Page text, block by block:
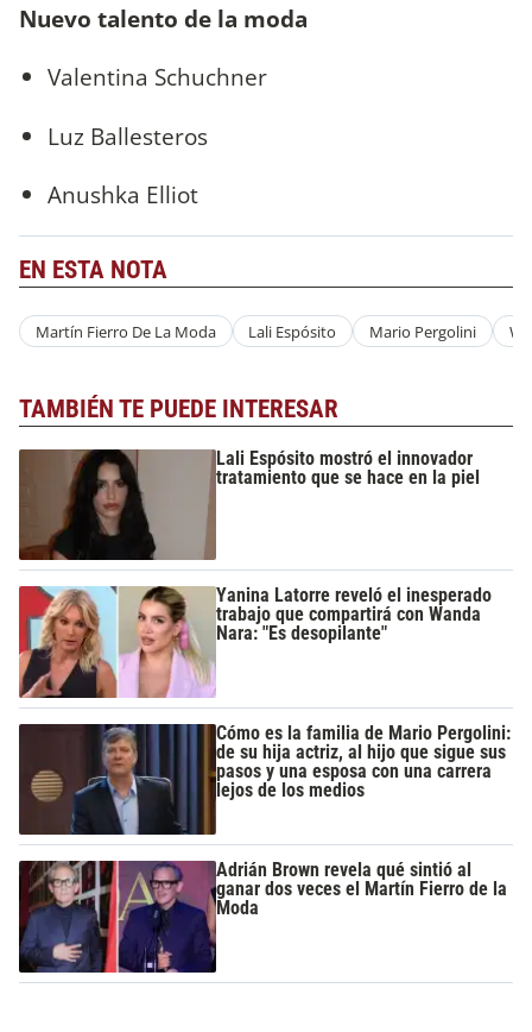
Nuevo talento de la moda
Valentina Schuchner
Luz Ballesteros
Anushka Elliot
EN ESTA NOTA
Martín Fierro De La Moda Lali Espósito Mario Pergolini
TAMBIÉN TE PUEDE INTERESAR
Lali Espósito mostró el innovador
tratamiento que se hace en la piel
Yanina Latorre reveló el inesperado
trabajo que compartirá con Wanda
Nara: "Es desopilante"
Cómo es la familia de Mario Pergolini:
de su hija actriz, al hijo que sigue sus
pasos y una esposa con una carrera
lejos de los medios
Adrián Brown revela qué sintió al
ganar dos veces el Martín Fierro de la
Moda